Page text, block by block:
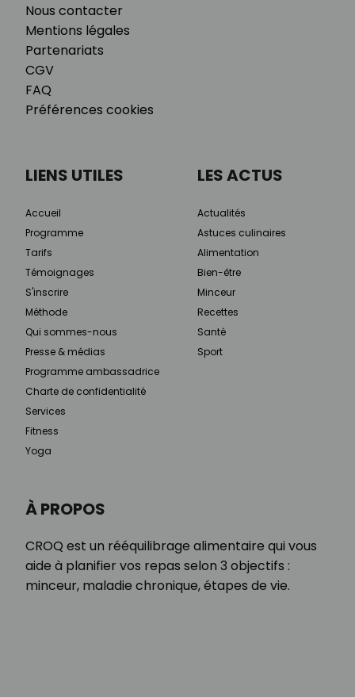
Nous contacter
Mentions légales
Partenariats
CGV
FAQ
Préférences cookies
À PROPOS
CROQ est un rééquilibrage alimentaire qui vous
aide à planifier vos repas selon 3 objectifs :
minceur, maladie chronique, étapes de vie.
LIENS UTILES
Accueil
Programme
Tarifs
Témoignages
S'inscrire
Méthode
Qui sommes-nous
Presse & médias
Programme ambassadrice
Charte de confidentialité
Services
Fitness
Yoga
LES ACTUS
Actualités
Astuces culinaires
Alimentation
Bien-être
Minceur
Recettes
Santé
Sport